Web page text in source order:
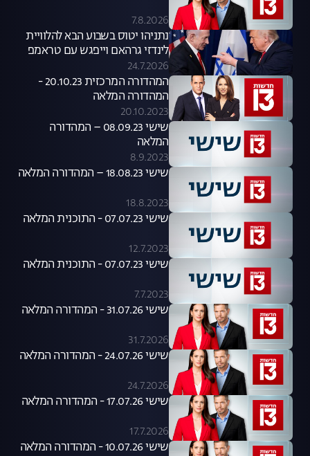
7.8.2026
נתניהו יטוס בשבוע הבא להלוויית
לינדזי גרהאם וייפגש עם טראמפ
24.7.2026
המהדורה המרכזית 20.10.23 -
המהדורה המלאה
20.10.2023
שישי 08.09.23 – המהדורה
המלאה
8.9.2023
שישי 18.08.23 – המהדורה המלאה
18.8.2023
שישי 07.07.23 - התוכנית המלאה
12.7.2023
שישי 07.07.23 - התוכנית המלאה
7.7.2023
שישי 31.07.26 - המהדורה המלאה
31.7.2026
שישי 24.07.26 - המהדורה המלאה
24.7.2026
שישי 17.07.26 - המהדורה המלאה
17.7.2026
שישי 10.07.26 - המהדורה המלאה